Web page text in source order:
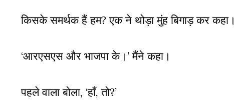
किसके समर्थक हैं हम?एक ने थोड़ा मुंह बिगाड़ कर कहा।
‘आरएसएस और भाजपा के।’ मैंने कहा।
पहले वाला बोला, ‘हाँ, तो?’